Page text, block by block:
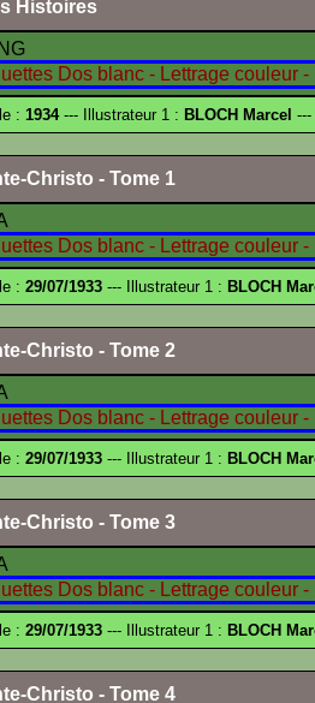
Histoires
: 1934--- Illustrateur 1 : BLOCH Marcel ---
Christo - Tome 1
: 29/07/1933 --- Illustrateur 1 : BLOCH
Christo - Tome 2
: 29/07/1933 --- Illustrateur 1 : BLOCH
Christo - Tome 3
: 29/07/1933 --- Illustrateur 1 : BLOCH
Christo - Tome 4